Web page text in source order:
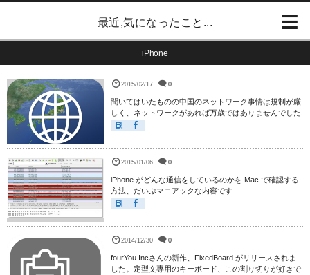
最近,気になったこと...
iPhone
2015/02/17 0
聞いてはいたものの中国のネットワーク事情は規制が厳
しく、ネットワークがあれば万歳ではありませんでした
2015/01/06 0
iPhone がどんな通信をしているのかを Mac で確認する
方法、だいぶマニアックな内容です
2014/12/30 0
fourYou Incさんの新作、FixedBoard がリリースされま
した。定型文専用のキーボード、この割り切りが好きで